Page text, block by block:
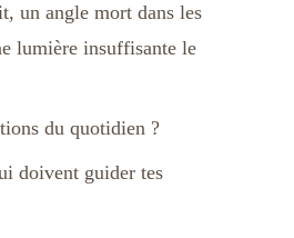
un angle mort dans les
lumière insuffisante le
du quotidien ?
doivent guider tes